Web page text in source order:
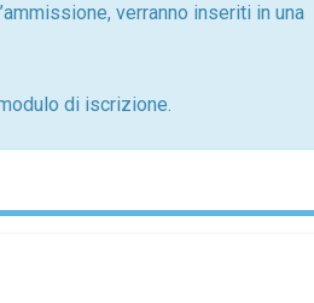
verranno inseriti in una
di iscrizione.